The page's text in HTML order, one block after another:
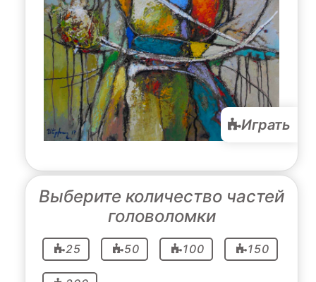
Играть
Выберите количество частей
головоломки
25 50 100 150